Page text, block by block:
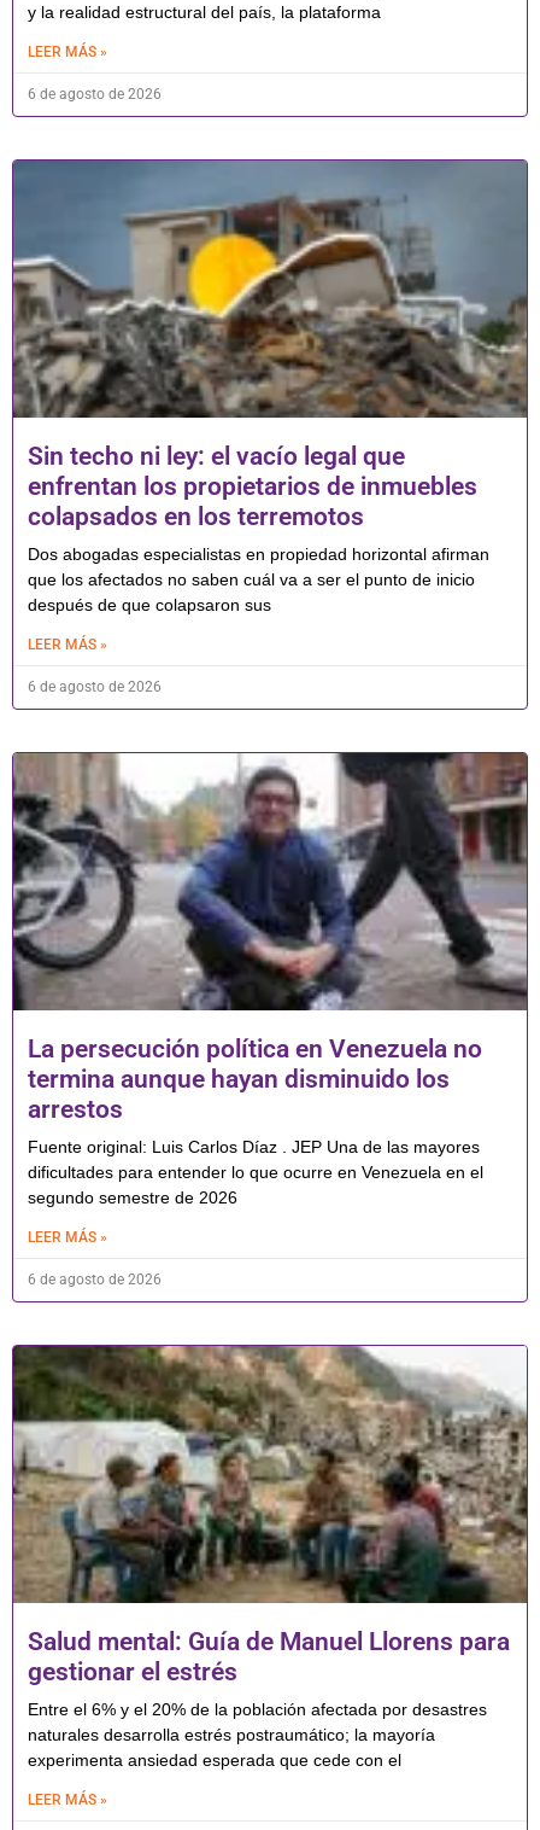
y la realidad estructural del país, la plataforma
LEER MÁS »
6 de agosto de 2026
Sin techo ni ley: el vacío legal que
enfrentan los propietarios de inmuebles
colapsados en los terremotos
Dos abogadas especialistas en propiedad horizontal afirman
que los afectados no saben cuál va a ser el punto de inicio
después de que colapsaron sus
LEER MÁS »
6 de agosto de 2026
La persecución política en Venezuela no
termina aunque hayan disminuido los
arrestos
Fuente original: Luis Carlos Díaz . JEP Una de las mayores
dificultades para entender lo que ocurre en Venezuela en el
segundo semestre de 2026
LEER MÁS »
6 de agosto de 2026
Salud mental: Guía de Manuel Llorens para
gestionar el estrés
Entre el 6% y el 20% de la población afectada por desastres
naturales desarrolla estrés postraumático; la mayoría
experimenta ansiedad esperada que cede con el
LEER MÁS »